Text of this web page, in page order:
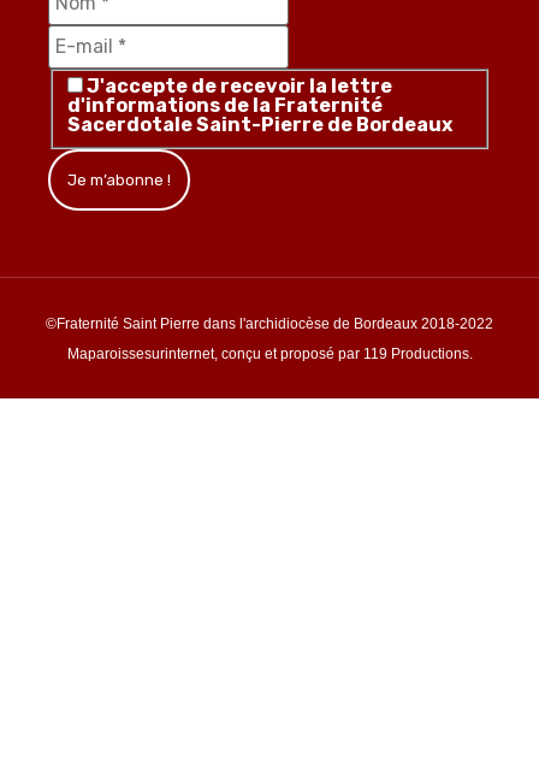
J'accepte de recevoir la lettre
d'informations de la Fraternité
Sacerdotale Saint-Pierre de Bordeaux
©Fraternité Saint Pierre dans l'archidiocèse de Bordeaux 2018-2022
Maparoissesurinternet, conçu et proposé par 119 Productions.